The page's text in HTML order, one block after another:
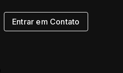
Entrar em Contato